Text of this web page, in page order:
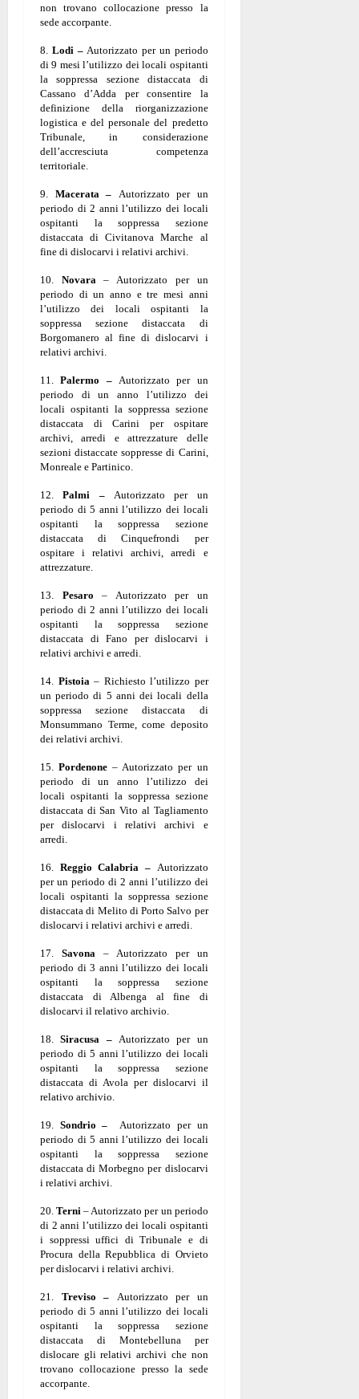
non trovano collocazione presso la
sede accorpante.
8. Lodi – Autorizzato per un periodo
di 9 mesi l’utilizzo dei locali ospitanti
la soppressa sezione distaccata di
Cassano d’Adda per consentire la
definizione della riorganizzazione
logistica e del personale del predetto
Tribunale, in considerazione
dell’accresciuta competenza
territoriale.
9. Macerata – Autorizzato per un
periodo di 2 anni l’utilizzo dei locali
ospitanti la soppressa sezione
distaccata di Civitanova Marche al
fine di dislocarvi i relativi archivi.
10. Novara – Autorizzato per un
periodo di un anno e tre mesi anni
l’utilizzo dei locali ospitanti la
soppressa sezione distaccata di
Borgomanero al fine di dislocarvi i
relativi archivi.
11.Palermo – Autorizzato per un
periodo di un anno l’utilizzo dei
locali ospitanti la soppressa sezione
distaccata di Carini per ospitare
archivi, arredi e attrezzature delle
sezioni distaccate soppresse di Carini,
Monreale e Partinico.
12.Palmi – Autorizzato per un
periodo di 5 anni l’utilizzo dei locali
ospitanti la soppressa sezione
distaccata di Cinquefrondi per
ospitare i relativi archivi, arredi e
attrezzature.
13. Pesaro – Autorizzato per un
periodo di 2 anni l’utilizzo dei locali
ospitanti la soppressa sezione
distaccata di Fano per dislocarvi i
relativi archivi e arredi.
14. Pistoia– Richiesto l’utilizzo per
un periodo di 5 anni dei locali della
soppressa sezione distaccata di
Monsummano Terme, come deposito
dei relativi archivi.
15.Pordenone – Autorizzato per un
periodo di un anno l’utilizzo dei
locali ospitanti la soppressa sezione
distaccata di San Vito al Tagliamento
per dislocarvi i relativi archivi e
arredi.
16. Reggio Calabria – Autorizzato
per un periodo di 2 anni l’utilizzo dei
locali ospitanti la soppressa sezione
distaccata di Melito di Porto Salvo per
dislocarvi i relativi archivi e arredi.
17. Savona – Autorizzato per un
periodo di 3 anni l’utilizzo dei locali
ospitanti la soppressa sezione
distaccata di Albenga al fine di
dislocarvi il relativo archivio.
18.Siracusa – Autorizzato per un
periodo di 5 anni l’utilizzo dei locali
ospitanti la soppressa sezione
distaccata di Avola per dislocarvi il
relativo archivio.
19. Sondrio – Autorizzato per un
periodo di 5 anni l’utilizzo dei locali
ospitanti la soppressa sezione
distaccata di Morbegno per dislocarvi
i relativi archivi.
20.Terni – Autorizzato per un periodo
di 2 anni l’utilizzo dei locali ospitanti
i soppressi uffici di Tribunale e di
Procura della Repubblica di Orvieto
per dislocarvi i relativi archivi.
21. Treviso – Autorizzato per un
periodo di 5 anni l’utilizzo dei locali
ospitanti la soppressa sezione
distaccata di Montebelluna per
dislocare gli relativi archivi che non
trovano collocazione presso la sede
accorpante.